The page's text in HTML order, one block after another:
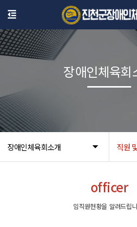
장애인체육회소개 직원
장애인체육회
officer
임직원현황을 알려드립